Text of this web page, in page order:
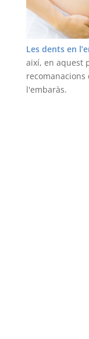
Les dents en
així, en aquest
l'embaràs.